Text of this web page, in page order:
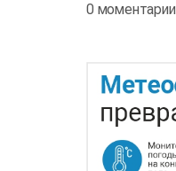
0 моментарии